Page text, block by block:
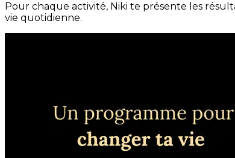
Pour chaque activité, Niki te présente les
vie quotidienne.